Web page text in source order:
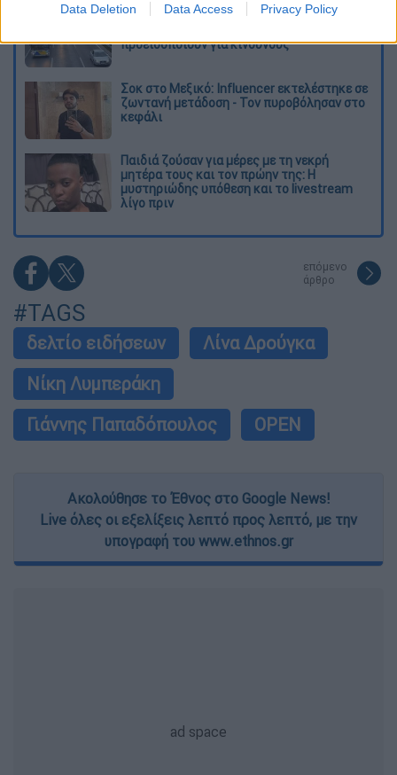
Data Deletion Data Access Privacy Policy
Κυνήγι χρόνου στα λεωφορεία: Οδηγοί
προειδοποιούν για κινδύνους
Σοκ στο Μεξικό: Influencer εκτελέστηκε σε
ζωντανή μετάδοση - Τον πυροβόλησαν στο
κεφάλι
Παιδιά ζούσαν για μέρες με τη νεκρή
μητέρα τους και τον πρώην της: Η
μυστηριώδης υπόθεση και το livestream
λίγο πριν
επόμενο
άρθρο
#TAGS
δελτίο ειδήσεων
Λίνα Δρούγκα
Νίκη Λυμπεράκη
Γιάννης Παπαδόπουλος
OPEN
Ακολούθησε το Έθνος στο Google News!
Live όλες οι εξελίξεις λεπτό προς λεπτό, με την
υπογραφή του www.ethnos.gr